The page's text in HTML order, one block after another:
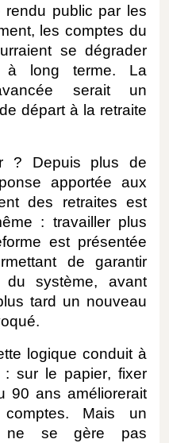
public par les
les comptes du
se dégrader
long terme. La
serait un
départ à la retraite
? Depuis plus de
apportée aux
des retraites est
: travailler plus
est présentée
de garantir
du système, avant
tard un nouveau
logique conduit à
: sur le papier, fixer
90 ans améliorerait
comptes. Mais un
ne se gère pas